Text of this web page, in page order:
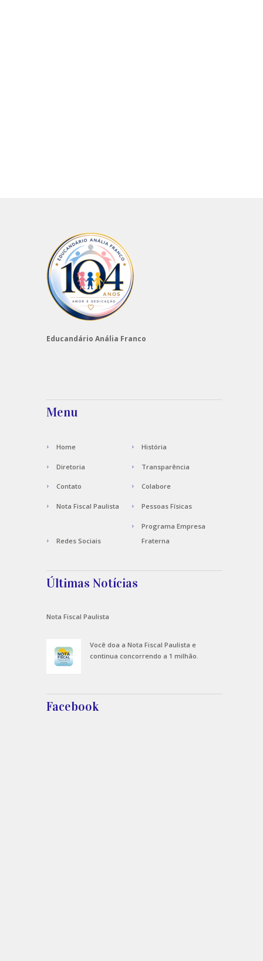
Educandário Anália Franco
Menu
Home História
Diretoria Transparência
Contato Colabore
Nota Fiscal Paulista Pessoas Físicas
Redes Sociais
Programa Empresa
Fraterna
Últimas Notícias
Nota Fiscal Paulista
Você doa a Nota Fiscal Paulista e
continua concorrendo a 1 milhão.
Facebook